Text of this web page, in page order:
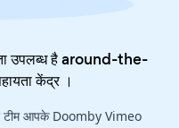
उपलब्ध है around-the-
केंद्र।
टीम आपके Doomby Vimeo